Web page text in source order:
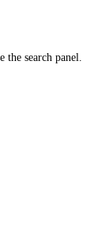
the search panel.